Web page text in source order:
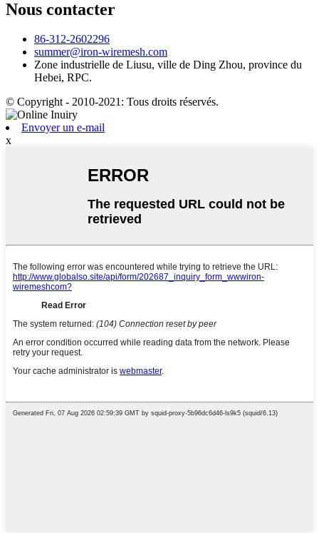
Nous contacter
86-312-2602296
summer@iron-wiremesh.com
Zone industrielle de Liusu, ville de Ding Zhou, province du
Hebei, RPC.
© Copyright - 2010-2021: Tous droits réservés.
Envoyer un e-mail
x